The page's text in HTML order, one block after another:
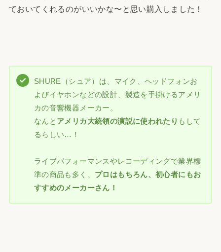
ておいてくれるのがいいかな〜と思い購入しました！
SHURE（シュア）は、マイク、ヘッドフォンお
よびイヤホンなどの設計、製造を手掛けるアメリ
カの音響機器メーカー。
なんと アメリカ大統領の演説に使われたり もして
るらしい…！
ライブパフォーマンスやレコーディングで業界標
準の商品も多く、 プロはもちろん、初心者にもお
すすめのメーカーさん！